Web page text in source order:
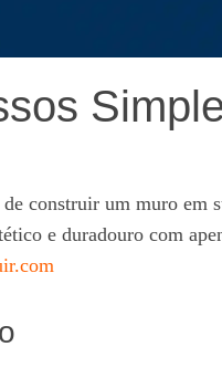
construir um muro em
e duradouro com